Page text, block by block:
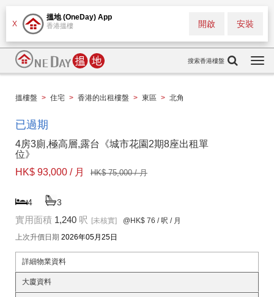
X
搵地 (OneDay) App
香港搵樓 安裝
開啟
搜索香港樓盤
搵樓盤 > 住宅 > 香港的出租樓盤 > 東區 > 北角
已過期
4房3廁,極高層,露台《城市花園2期8座出租單
位》
HK$ 93,000 / 月
HK$ 75,000 / 月
4 3
實用面積 1,240 呎 [未核實] @HK$ 76 / 呎 / 月
上次升價日期 2026年05月25日
詳細物業資料
大廈資料